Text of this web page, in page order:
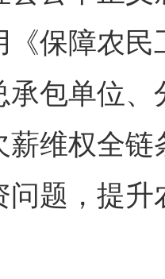
《保障农
承包单位
薪维权全
问题，提